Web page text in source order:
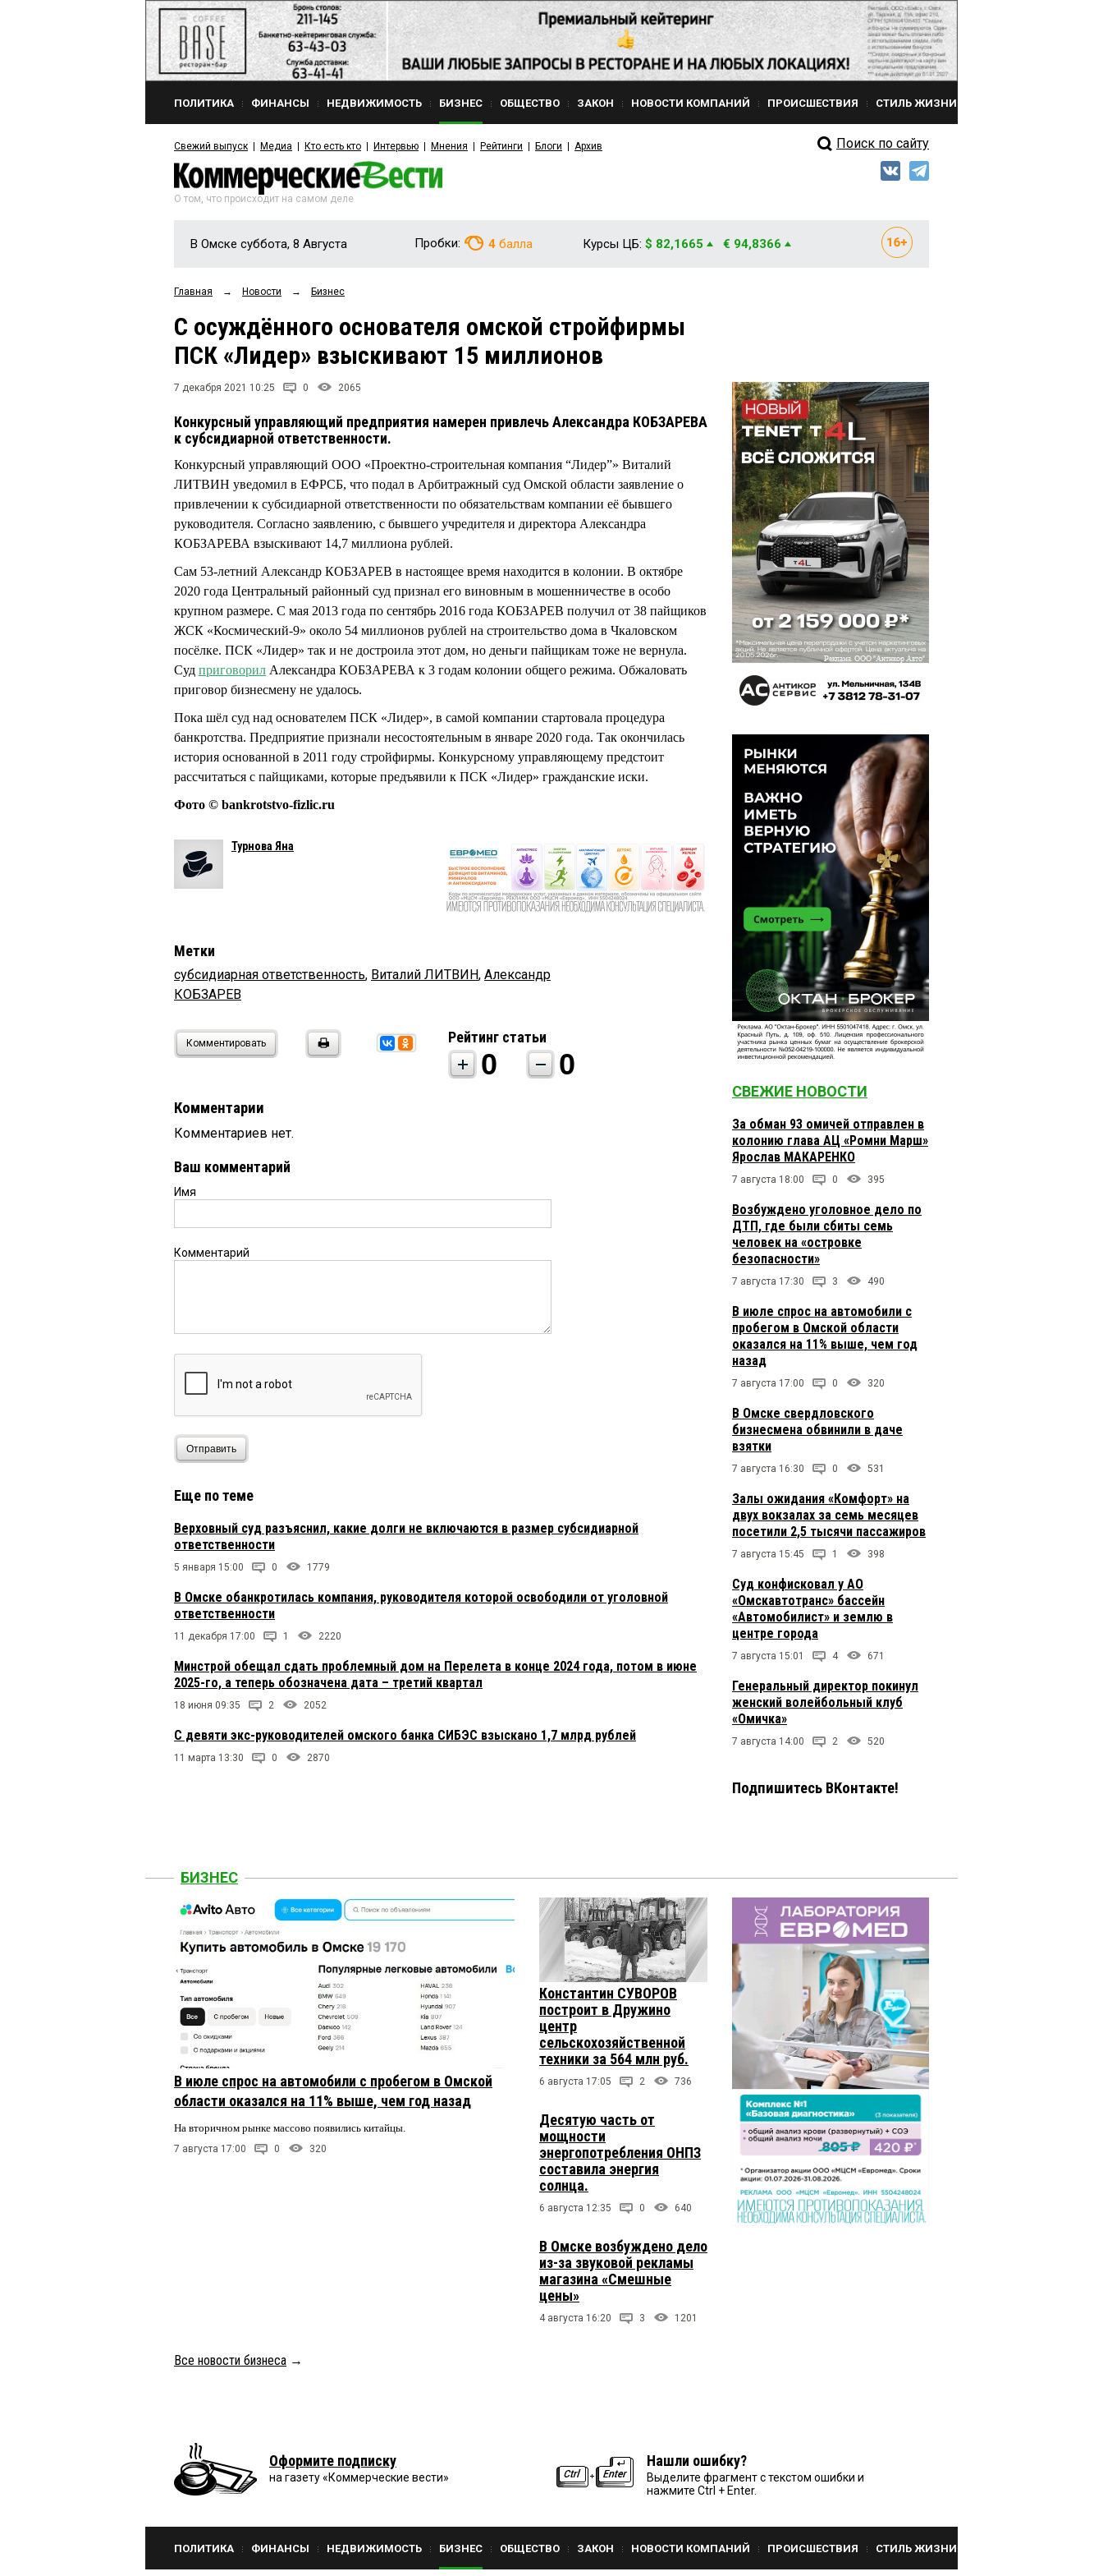
ПОЛИТИКА ФИНАНСЫ НЕДВИЖИМОСТЬ БИЗНЕС ОБЩЕСТВО ЗАКОН НОВОСТИ КОМПАНИЙ ПРОИСШЕСТВИЯ СТИЛЬ ЖИЗНИ
Свежий выпуск Медиа Кто есть кто Интервью Мнения Рейтинги Блоги Архив Поиск по сайту
О том, что происходит на самом деле
В Омске суббота, 8 Августа Пробки: 4 балла Курсы ЦБ: $ 82,1665 € 94,8366
Главная → Новости → Бизнес
С осуждённого основателя омской стройфирмы
ПСК «Лидер» взыскивают 15 миллионов
7 декабря 2021 10:25 0 2065
Конкурсный управляющий предприятия намерен привлечь Александра КОБЗАРЕВА
к субсидиарной ответственности.
Конкурсный управляющий ООО «Проектно-строительная компания “Лидер”» Виталий
ЛИТВИН уведомил в ЕФРСБ, что подал в Арбитражный суд Омской области заявление о
привлечении к субсидиарной ответственности по обязательствам компании её бывшего
руководителя. Согласно заявлению, с бывшего учредителя и директора Александра
КОБЗАРЕВА взыскивают 14,7 миллиона рублей.
Сам 53-летний Александр КОБЗАРЕВ в настоящее время находится в колонии. В октябре
2020 года Центральный районный суд признал его виновным в мошенничестве в особо
крупном размере. С мая 2013 года по сентябрь 2016 года КОБЗАРЕВ получил от 38 пайщиков
ЖСК «Космический-9» около 54 миллионов рублей на строительство дома в Чкаловском
посёлке. ПСК «Лидер» так и не достроила этот дом, но деньги пайщикам тоже не вернула.
Суд приговорил Александра КОБЗАРЕВА к 3 годам колонии общего режима. Обжаловать
приговор бизнесмену не удалось.
Пока шёл суд над основателем ПСК «Лидер», в самой компании стартовала процедура
банкротства. Предприятие признали несостоятельным в январе 2020 года. Так окончилась
история основанной в 2011 году стройфирмы. Конкурсному управляющему предстоит
рассчитаться с пайщиками, которые предъявили к ПСК «Лидер» гражданские иски.
Фото © bankrotstvo-fizlic.ru
Турнова Яна
Метки
субсидиарная ответственность, Виталий ЛИТВИН, Александр
КОБЗАРЕВ
Комментировать Рейтинг статьи
0 0
Комментарии
Комментариев нет.
Ваш комментарий
Имя
Комментарий
Отправить
Еще по теме
Верховный суд разъяснил, какие долги не включаются в размер субсидиарной
ответственности
5 января 15:00 0 1779
В Омске обанкротилась компания, руководителя которой освободили от уголовной
ответственности
11 декабря 17:00 1 2220
Минстрой обещал сдать проблемный дом на Перелета в конце 2024 года, потом в июне
2025-го, а теперь обозначена дата – третий квартал
18 июня 09:35 2 2052
С девяти экс-руководителей омского банка СИБЭС взыскано 1,7 млрд рублей
11 марта 13:30 0 2870
СВЕЖИЕ НОВОСТИ
За обман 93 омичей отправлен в
колонию глава АЦ «Ромни Марш»
Ярослав МАКАРЕНКО
7 августа 18:00 0 395
Возбуждено уголовное дело по
ДТП, где были сбиты семь
человек на «островке
безопасности»
7 августа 17:30 3 490
В июле спрос на автомобили с
пробегом в Омской области
оказался на 11% выше, чем год
назад
7 августа 17:00 0 320
В Омске свердловского
бизнесмена обвинили в даче
взятки
7 августа 16:30 0 531
Залы ожидания «Комфорт» на
двух вокзалах за семь месяцев
посетили 2,5 тысячи пассажиров
7 августа 15:45 1 398
Суд конфисковал у АО
«Омскавтотранс» бассейн
«Автомобилист» и землю в
центре города
7 августа 15:01 4 671
Генеральный директор покинул
женский волейбольный клуб
«Омичка»
7 августа 14:00 2 520
Подпишитесь ВКонтакте!
БИЗНЕС
В июле спрос на автомобили с пробегом в Омской
области оказался на 11% выше, чем год назад
На вторичном рынке массово появились китайцы.
7 августа 17:00 0 320
Константин СУВОРОВ
построит в Дружино
центр
сельскохозяйственной
техники за 564 млн руб.
6 августа 17:05 2 736
Десятую часть от
мощности
энергопотребления ОНПЗ
составила энергия
солнца.
6 августа 12:35 0 640
В Омске возбуждено дело
из-за звуковой рекламы
магазина «Смешные
цены»
4 августа 16:20 3 1201
Все новости бизнеса →
Оформите подписку
на газету «Коммерческие вести»
Нашли ошибку?
Выделите фрагмент с текстом ошибки и
нажмите Ctrl + Enter.
ПОЛИТИКА ФИНАНСЫ НЕДВИЖИМОСТЬ БИЗНЕС ОБЩЕСТВО ЗАКОН НОВОСТИ КОМПАНИЙ ПРОИСШЕСТВИЯ СТИЛЬ ЖИЗНИ